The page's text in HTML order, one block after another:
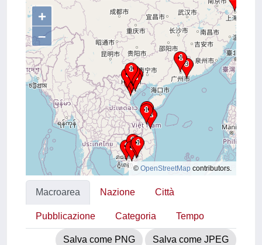
+
–
© OpenStreetMap contributors.
Macroarea Nazione Città
Pubblicazione Categoria Tempo
Salva come PNG Salva come JPEG